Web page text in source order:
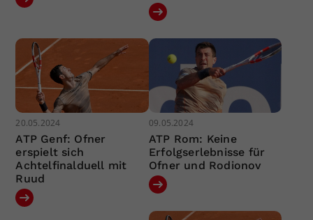
20.05.2024
ATP Genf: Ofner
erspielt sich
Achtelfinalduell mit
Ruud
09.05.2024
ATP Rom: Keine
Erfolgserlebnisse für
Ofner und Rodionov